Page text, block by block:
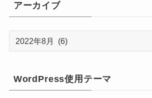
アーカイブ
ア
WordPress使用テーマ